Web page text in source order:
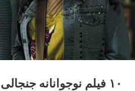
۱۰ فیلم نوجوانانه